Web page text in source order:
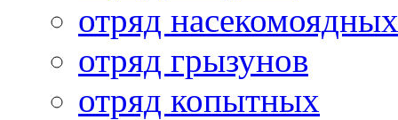
отряд насекомоядных
отряд грызунов
отряд копытных